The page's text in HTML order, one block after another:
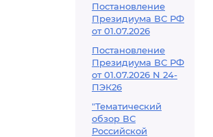
Постановление
Президиума ВС РФ
от 01.07.2026
Постановление
Президиума ВС РФ
от 01.07.2026 N 24-
ПЭК26
"Тематический
обзор ВС
Российской